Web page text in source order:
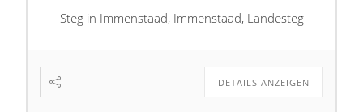
Steg in Immenstaad, Immenstaad, Landesteg
DETAILS ANZEIGEN